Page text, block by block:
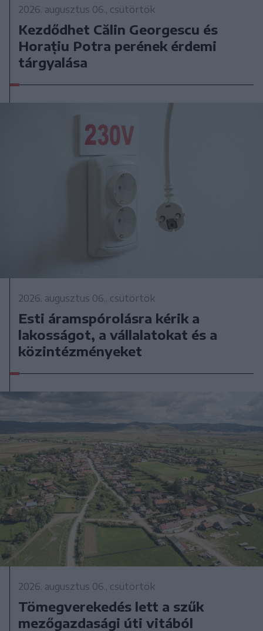
2026. augusztus 06., csütörtök
Kezdődhet Călin Georgescu és
Horațiu Potra perének érdemi
tárgyalása
2026. augusztus 06., csütörtök
Esti áramspórolásra kérik a
lakosságot, a vállalatokat és a
közintézményeket
2026. augusztus 06., csütörtök
Tömegverekedés lett a szűk
mezőgazdasági úti vitából